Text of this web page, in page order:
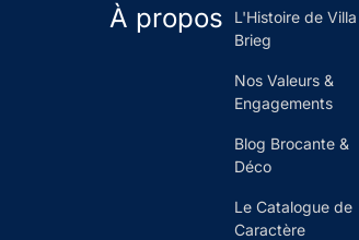
À propos
L'Histoire de Villa
Brieg
Nos Valeurs &
Engagements
Blog Brocante &
Déco
Le Catalogue de
Caractère